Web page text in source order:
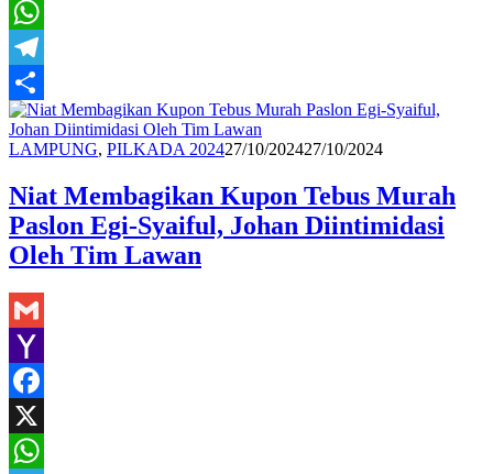
X
WhatsApp
Telegram
Share
LAMPUNG, PILKADA 2024Redaksi
27/10/202427/10/2024
Niat Membagikan Kupon Tebus Murah
Paslon Egi-Syaiful, Johan Diintimidasi
Oleh Tim Lawan
Gmail
Yahoo
Mail
Facebook
X